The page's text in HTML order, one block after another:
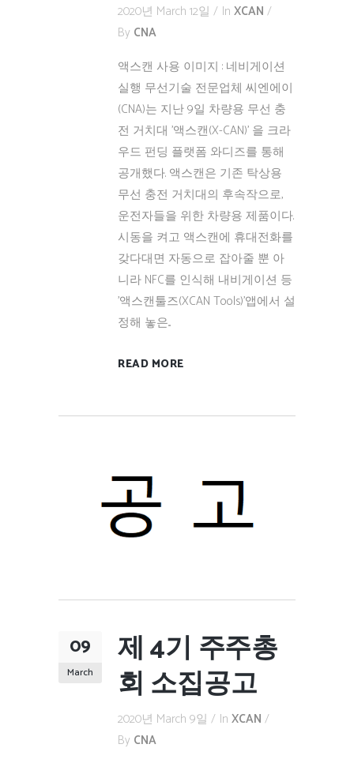
2020년 March 12일 In XCAN
By CNA
액스캔 사용 이미지 : 네비게이션
실행 무선기술 전문업체 씨엔에이
(CNA)는 지난 9일 차량용 무선 충
전 거치대 '액스캔(X-CAN)' 을 크라
우드 펀딩 플랫폼 와디즈를 통해
공개했다. 액스캔은 기존 탁상용
무선 충전 거치대의 후속작으로,
운전자들을 위한 차량용 제품이다.
시동을 켜고 액스캔에 휴대전화를
갖다대면 자동으로 잡아줄 뿐 아
니라 NFC를 인식해 내비게이션 등
'액스캔툴즈(XCAN Tools)'앱에서 설
정해 놓은...
READ MORE
09
March
제 4기 주주총
회 소집공고
2020년 March 9일 In XCAN
By CNA